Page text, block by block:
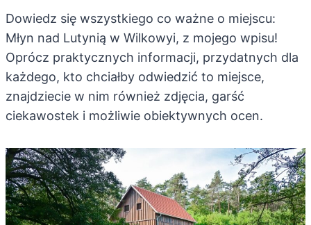
Dowiedz się wszystkiego co ważne o miejscu:
Młyn nad Lutynią w Wilkowyi, z mojego wpisu!
Oprócz praktycznych informacji, przydatnych dla
każdego, kto chciałby odwiedzić to miejsce,
znajdziecie w nim również zdjęcia, garść
ciekawostek i możliwie obiektywnych ocen.